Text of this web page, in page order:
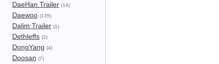
DaeHan Trailer (14)
Daewoo (135)
Dalim Trailer (1)
Dethleffs (2)
DongYang (4)
Doosan (7)